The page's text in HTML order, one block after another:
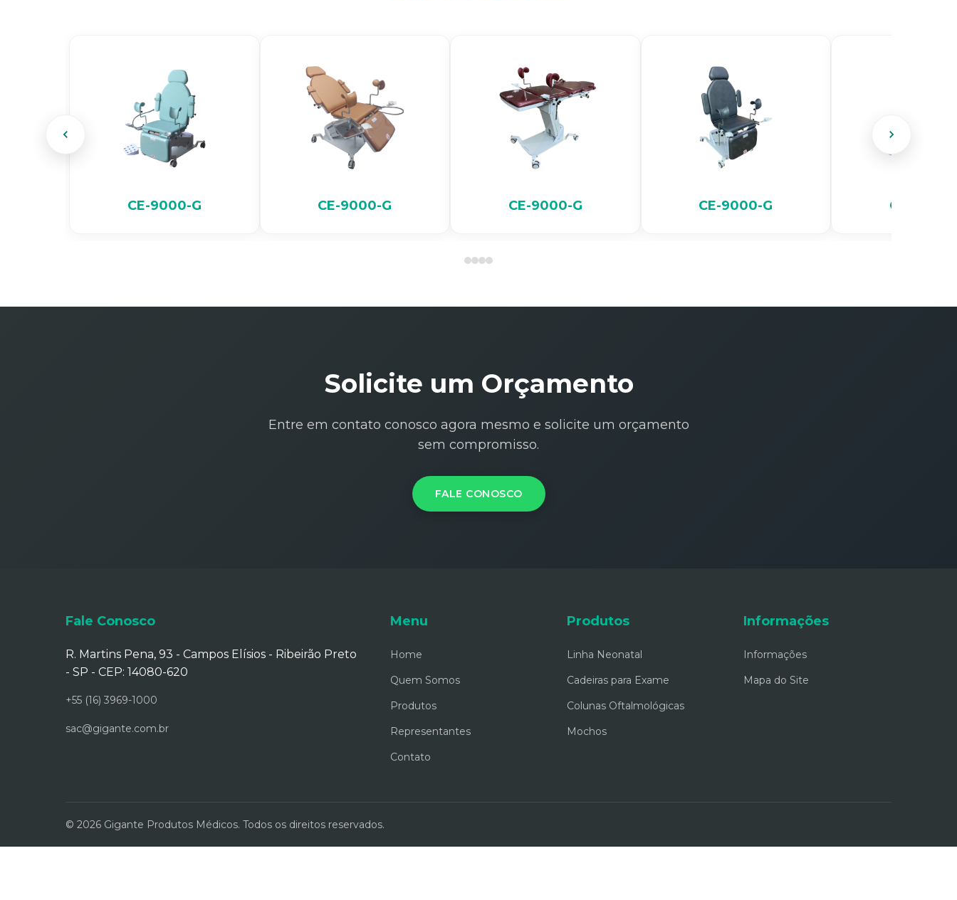
CE-9000-G CE-9000-G CE-9000-G CE-9000-G CE-9000-
Solicite um Orçamento
Entre em contato conosco agora mesmo e solicite um orçamento
sem compromisso.
FALE CONOSCO
Fale Conosco
R. Martins Pena, 93 - Campos Elísios - Ribeirão Preto
- SP - CEP: 14080-620
+55 (16) 3969-1000
sac@gigante.com.br
Menu
Home
Quem Somos
Produtos
Representantes
Contato
Produtos
Linha Neonatal
Cadeiras para Exame
Colunas Oftalmológicas
Mochos
Informações
Informações
Mapa do Site
© 2026 Gigante Produtos Médicos. Todos os direitos reservados.